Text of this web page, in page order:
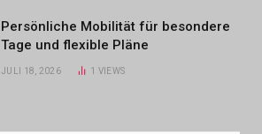
Persönliche Mobilität für besondere
Tage und flexible Pläne
JULI 18, 2026 1 VIEWS